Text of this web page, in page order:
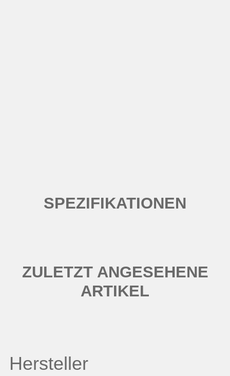
SPEZIFIKATIONEN
ZULETZT ANGESEHENE
ARTIKEL
Hersteller